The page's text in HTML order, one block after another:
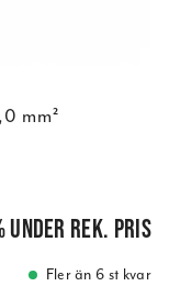
mm²
under rek. pris
Fler än 6 st kvar